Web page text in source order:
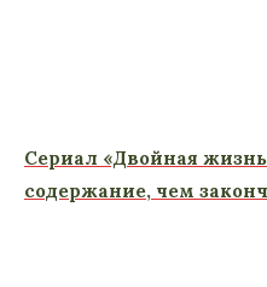
Сериал «Двойная
содержание, чем